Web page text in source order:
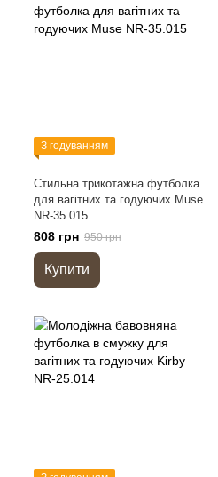
З годуванням
Стильна трикотажна футболка
для вагітних та годуючих Muse
NR-35.015
808 грн 950 грн
Купити